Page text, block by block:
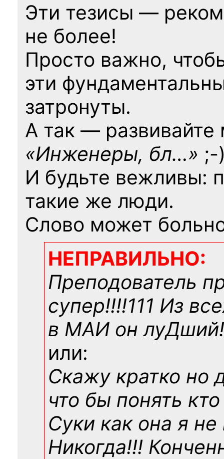
Эти тезисы —
не более!
Просто важно,
эти
затронуты.
А так — развивайте
«Инженеры, бл…» ;-
И будьте вежливы:
такие же люди.
Слово может
НЕПРАВИЛЬНО:
Преподователь
супер!!!!111 Из
в МАИ он
или:
Скажу кратко но
что бы понять
Суки как она я не
Никогда!!!